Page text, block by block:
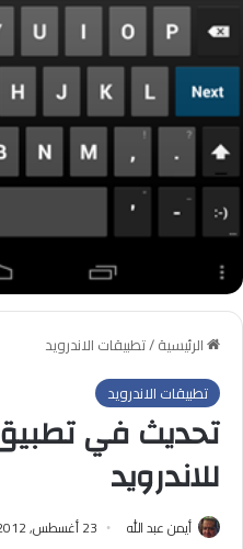
الرئيسية/تطبيقات الاندرويد
تطبيقات الاندرويد
تحديث في
للاندرويد
أيمن عبد الله 23 أغسطس, 2012